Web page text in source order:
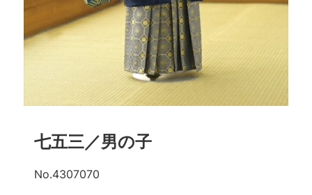
七五三／男の子
No.4307070